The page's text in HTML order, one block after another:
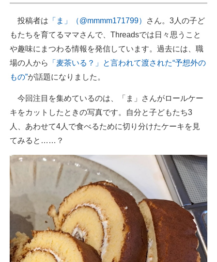
投稿者は 「ま」（@mmmm171799）
さん。3人の子ど
もたちを育てるママさんで、Threadsでは日々思うこと
や趣味にまつわる情報を発信しています。過去には、職
場の人から
「麦茶いる？」と言われて渡された“予想外の
もの”が話題になりました。
今回注目を集めているのは、「ま」さんがロールケー
キをカットしたときの写真です。自分と子どもたち3
人、あわせて4人で食べるために切り分けたケーキを見
てみると……？